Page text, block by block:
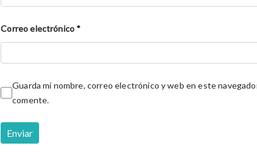
Correo electrónico *
Guarda mi nombre, correo electrónico y web en este
comente.